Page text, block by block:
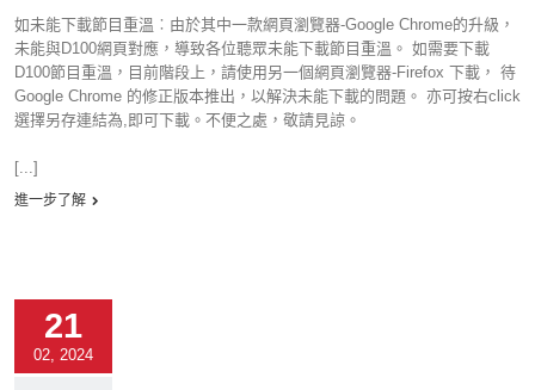
如未能下載節目重溫︰由於其中一款網頁瀏覽器-Google Chrome的升級，
未能與D100網頁對應，導致各位聽眾未能下載節目重溫。 如需要下載
D100節目重溫，目前階段上，請使用另一個網頁瀏覽器-Firefox 下載， 待
Google Chrome 的修正版本推出，以解決未能下載的問題。 亦可按右click
選擇另存連結為,即可下載。不便之處，敬請見諒。
[...]
進一步了解
21
02, 2024